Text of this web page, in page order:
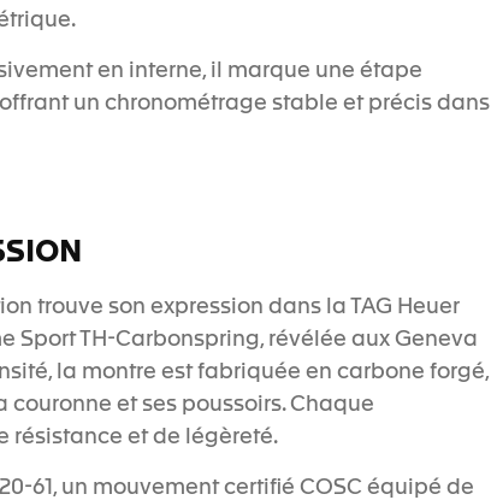
en interne, il marque une étape
un chronométrage stable et précis dans
trouve son expression dans la TAG Heuer
Sport TH-Carbonspring, révélée aux Geneva
la montre est fabriquée en carbone forgé,
et ses poussoirs. Chaque
résistance et de légèreté.
61, un mouvement certifié COSC équipé de